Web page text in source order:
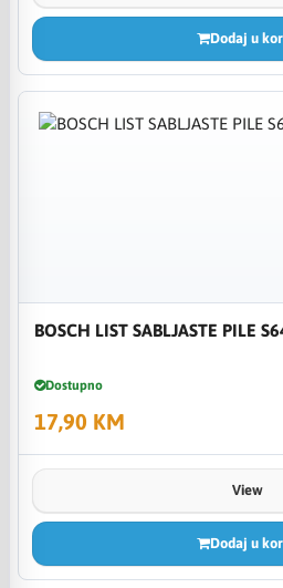
Dodaj u
BOSCH LIST SABLJASTE PILE
Dostupno
17,90 KM
View
Dodaj u